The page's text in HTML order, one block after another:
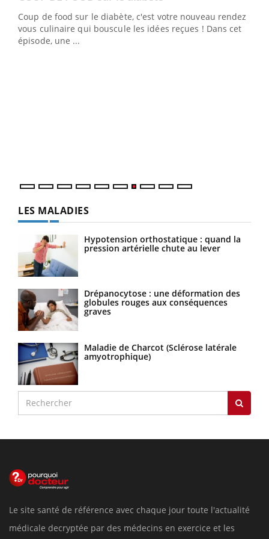
Coup de food sur le diabète, c'est votre nouveau rendez-
vous culinaire qui bouscule les idées reçues ! Dans cet
épisode, une ...
"Les rendez-vous de la santé et de la qualité de vie au
travail" de Pourquoi Docteur reçoivent Régis Blugeon,
DRH et directeur ...
LES MALADIES
Hypotension orthostatique : quand la
pression artérielle chute au lever
Drépanocytose : une déformation des
globules rouges aux conséquences
graves
Maladie de Charcot (Sclérose latérale
amyotrophique)
Le site santé de référence avec chaque jour toute l'actualité
médicale decryptée par des médecins en exercice et les